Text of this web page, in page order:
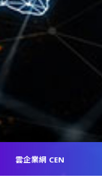
雲企業網 CEN